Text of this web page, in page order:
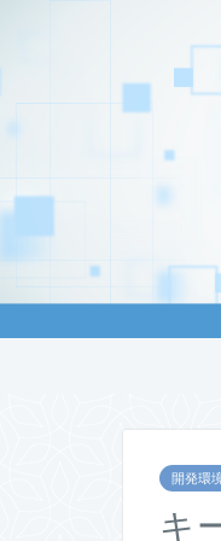
開発環
キ